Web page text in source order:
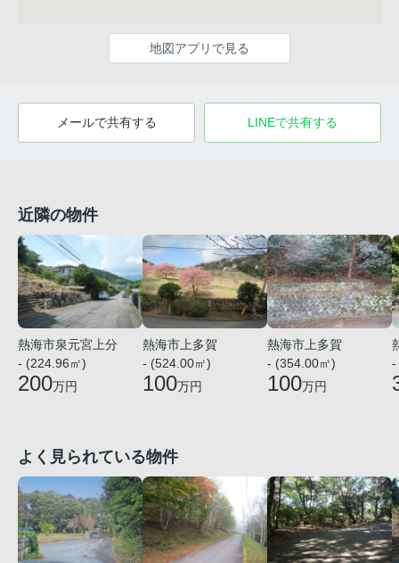
地図アプリで見る
メールで共有する LINEで共有する
近隣の物件
熱海市泉元宮上分
- (224.96㎡)
200万円
熱海市上多賀
- (524.00㎡)
100万円
熱海市上多賀
- (354.00㎡)
100万円
-
よく見られている物件